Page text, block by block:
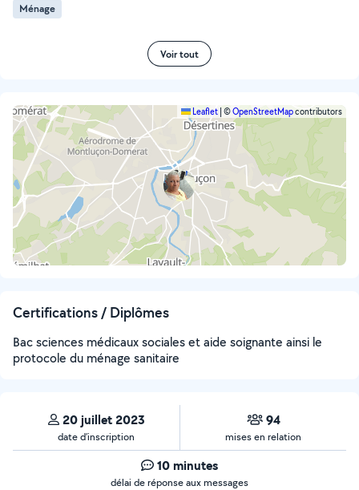
Ménage
Voir tout
Leaflet ©OpenStreetMapcontributors
Certifications / Diplômes
Bac sciences médicaux sociales et aide soignante ainsi le
protocole du ménage sanitaire
20 juillet 2023
date d’inscription
94
mises en relation
10 minutes
délai de réponse aux messages